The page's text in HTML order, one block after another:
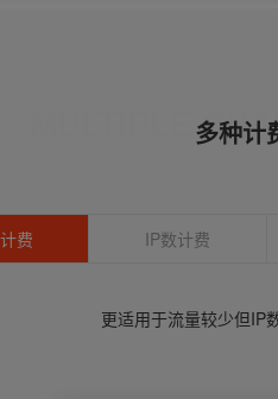
MULTIPLE多种计
费 IP数计费
更适用于流量较少但IP